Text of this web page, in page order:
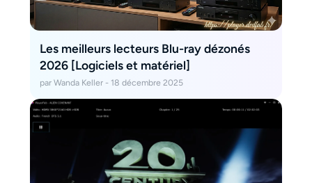
Les meilleurs lecteurs Blu-ray dézonés
2026 [Logiciels et matériel]
par Wanda Keller - 18 décembre 2025